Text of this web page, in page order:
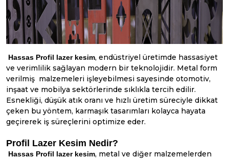
Hassas Profil lazer kesim, endüstriyel üretimde hassasiyet
ve verimlilik sağlayan modern bir teknolojidir. Metal form
verilmiş malzemeleri işleyebilmesi sayesinde otomotiv,
inşaat ve mobilya sektörlerinde sıklıkla tercih edilir.
Esnekliği, düşük atık oranı ve hızlı üretim süreciyle dikkat
çeken bu yöntem, karmaşık tasarımları kolayca hayata
geçirerek iş süreçlerini optimize eder.
Profil Lazer Kesim Nedir?
Hassas Profil lazer kesim, metal ve diğer malzemelerden